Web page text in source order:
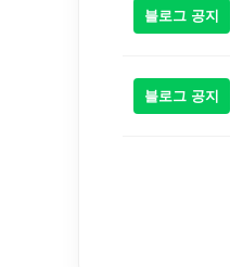
블로그 공지
블로그 공지